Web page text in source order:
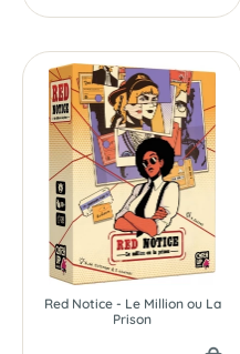
Red Notice - Le Million ou La
Prison